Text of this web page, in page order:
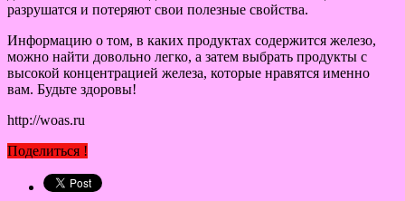
разрушатся и потеряют свои полезные свойства.
Информацию о том, в каких продуктах содержится железо,
можно найти довольно легко, а затем выбрать продукты с
высокой концентрацией железа, которые нравятся именно
вам. Будьте здоровы!
http://woas.ru
Поделиться !